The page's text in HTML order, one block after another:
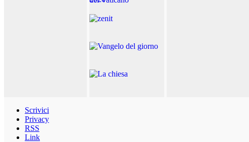
Scrivici
Privacy
RSS
Link